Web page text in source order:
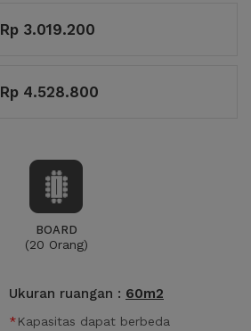
Rp 3.019.200
Rp 4.528.800
BOARD
(20 Orang)
Ukuran ruangan : 60m2
*Kapasitas dapat berbeda